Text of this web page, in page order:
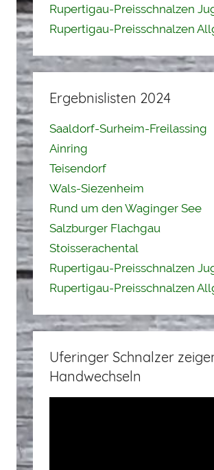
Rupertigau-Preisschnalzen
Rupertigau-Preisschnalzen
Ergebnislisten 2024
Saaldorf-Surheim-Freilassing
Ainring
Teisendorf
Wals-Siezenheim
Rund um den Waginger See
Salzburger Flachgau
Stoisserachental
Rupertigau-Preisschnalzen
Rupertigau-Preisschnalzen
Uferinger Schnalzer
Handwechseln